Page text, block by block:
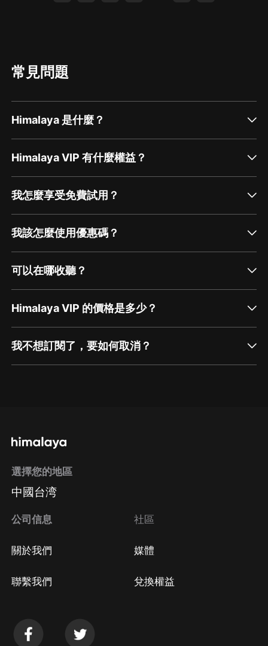
常見問題
Himalaya 是什麼？
Himalaya VIP 有什麼權益？
我怎麼享受免費試用？
我該怎麼使用優惠碼？
可以在哪收聽？
Himalaya VIP 的價格是多少？
我不想訂閱了，要如何取消？
方法 Google Play取消訂閱方法
選擇您的地區
中國台湾
公司信息
關於我們
聯繫我們
社區
媒體
兌換權益